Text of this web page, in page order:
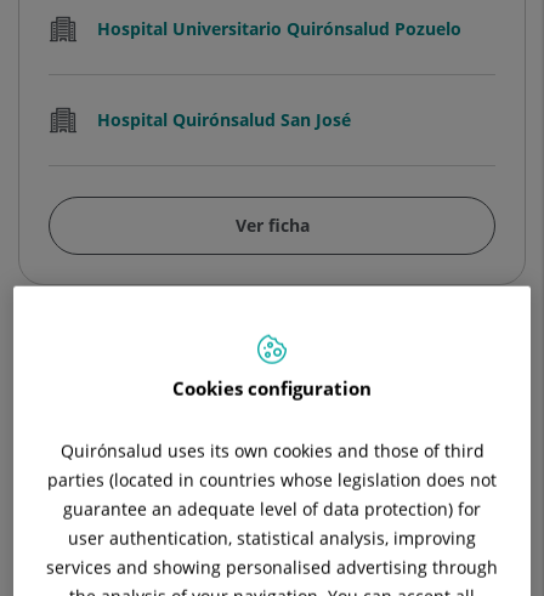
Hospital Universitario Quirónsalud Pozuelo
Hospital Quirónsalud San José
Ver ficha
Adriana Carolina Acha Salazar
FACULTATIVO ESPECIALISTA GINECOLOGÍA
Ginecología y Obstetricia
Hospital Universitario Quirónsalud Pozuelo
Cookies configuration
Quirónsalud uses its own cookies and those of third
parties (located in countries whose legislation does not
guarantee an adequate level of data protection) for
user authentication, statistical analysis, improving
services and showing personalised advertising through